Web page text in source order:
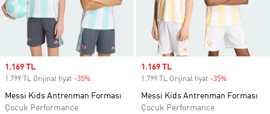
Sale price
1.169 TL
1.799 TL Orijinal fiyat -35%
Messi Kids Antrenman Forması
Çocuk Performance
Sale price
1.169 TL
1.799 TL Orijinal fiyat -35%
Messi Kids Antrenman Forması
Çocuk Performance